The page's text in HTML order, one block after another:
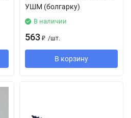
УШМ (болгарку)
В наличии
563 ₽ /шт.
В корзину